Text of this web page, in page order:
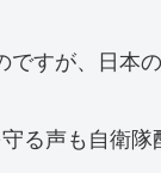
ですが、日本
る声も自衛隊